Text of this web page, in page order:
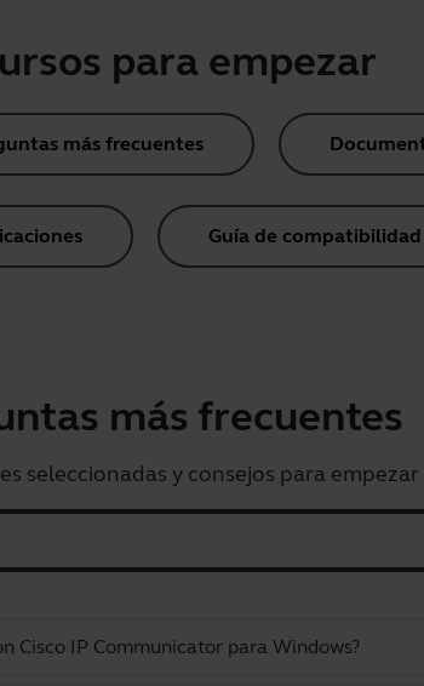
para empezar
más frecuentes
Guía de compatibilidad
más frecuentes
seleccionadas y consejos para empezar
Cisco IP Communicator para Windows?